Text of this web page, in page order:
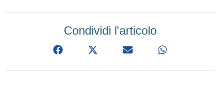
Condividi l'articolo